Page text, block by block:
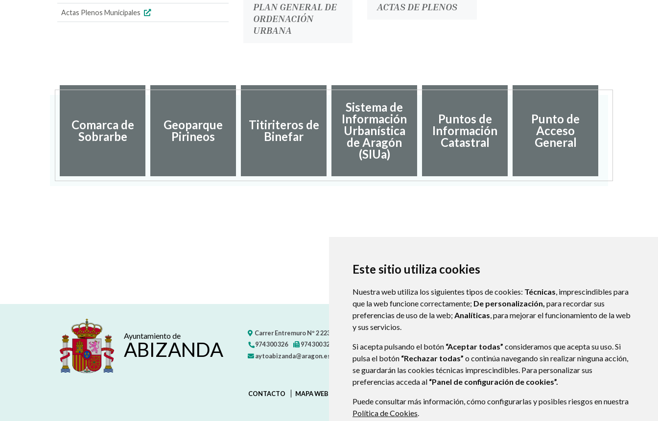
Este sitio utiliza cookies
Nuestra web utiliza los siguientes tipos de cookies: Técnicas, imprescindibles para
que la web funcione correctamente; De personalización, para recordar sus
preferencias de uso de la web; Analíticas, para mejorar el funcionamiento de la web
y sus servicios.
Si acepta pulsando el botón “Aceptar todas” consideramos que acepta su uso. Si
pulsa el botón “Rechazar todas” o continúa navegando sin realizar ninguna acción,
se guardarán las cookies técnicas imprescindibles. Para personalizar sus
preferencias acceda al “Panel de configuración de cookies”.
Puede consultar más información, cómo configurarlas y posibles riesgos en nuestra
Política de Cookies.
Actas Plenos Municipales
PLAN GENERAL DE
ORDENACIÓN
URBANA
ACTAS DE PLENOS
Comarca de
Sobrarbe
Geoparque
Pirineos
Titiriteros de
Binefar
Sistema de
Información
Urbanística
de Aragón
(SIUa)
Puntos de
Información
Catastral
Punto de
Acceso
General
Ayuntamiento de
ABIZANDA
Carrer Entremuro Nº 222392 ABIZANDA (HUESCA)
974 300 326
974 300 326
aytoabizanda@aragon.es
CONTACTO MAPA WEB